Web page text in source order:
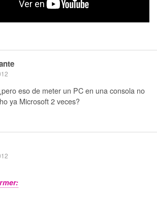
eso de meter un PC en una consola no
ya Microsoft 2 veces?